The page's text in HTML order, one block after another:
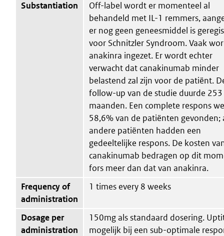
Substantiation
Off-label wordt er momenteel al
behandeld met IL-1 remmers,
er nog geen geneesmiddel is
voor Schnitzler Syndroom. Vaak
anakinra ingezet. Er wordt echter
verwacht dat canakinumab minder
belastend zal zijn voor de patiënt.
follow-up van de studie duurde 253
maanden. Een complete respons
58,6% van de patiënten gevonden;
andere patiënten hadden een
gedeeltelijke respons. De kosten
canakinumab bedragen op dit
fors meer dan dat van anakinra.
Frequency of
administration
1 times every 8 weeks
Dosage per
administration
150mg als standaard dosering.
mogelijk bij een sub-optimale